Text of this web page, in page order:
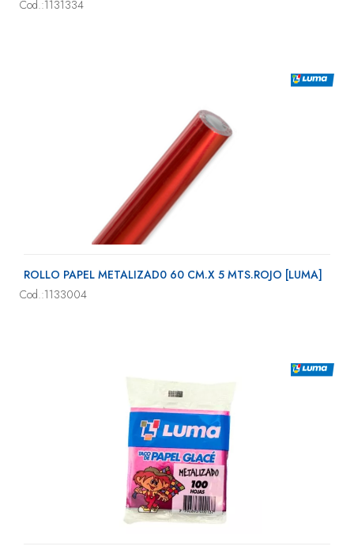
Cod.:1131334
ROLLO PAPEL METALIZAD0 60 CM.X 5 MTS.ROJO [LUMA]
Cod.:1133004